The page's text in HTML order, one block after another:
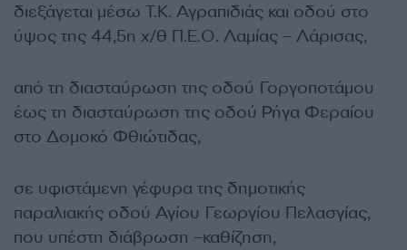
διεξάγεται μέσω Τ.Κ. Αγραπιδιάς και οδού στο
ύψος της 44,5η χ/θ Π.Ε.Ο. Λαμίας – Λάρισας,
από τη διασταύρωση της οδού Γοργοποτάμου
έως τη διασταύρωση της οδού Ρήγα Φεραίου
στο Δομοκό Φθιώτιδας,
σε υφιστάμενη γέφυρα της δημοτικής
παραλιακής οδού Αγίου Γεωργίου Πελασγίας,
που υπέστη διάβρωση –καθίζηση,